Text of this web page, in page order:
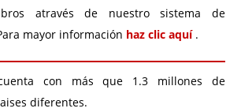
através de nuestro sistema de
mayor información haz clic aquí .
cuenta con más que 1.3 millones de
diferentes.